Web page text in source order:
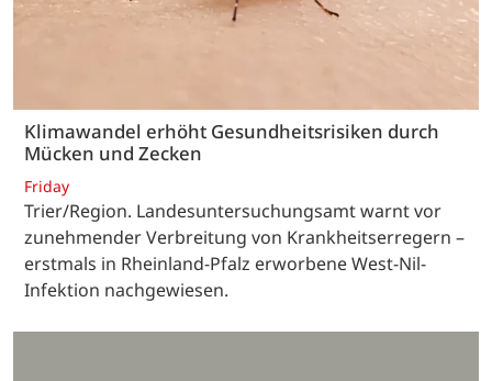
Klimawandel erhöht Gesundheitsrisiken durch
Mücken und Zecken
Friday
Trier/Region. Landesuntersuchungsamt warnt vor
zunehmender Verbreitung von Krankheitserregern –
erstmals in Rheinland-Pfalz erworbene West-Nil-
Infektion nachgewiesen.